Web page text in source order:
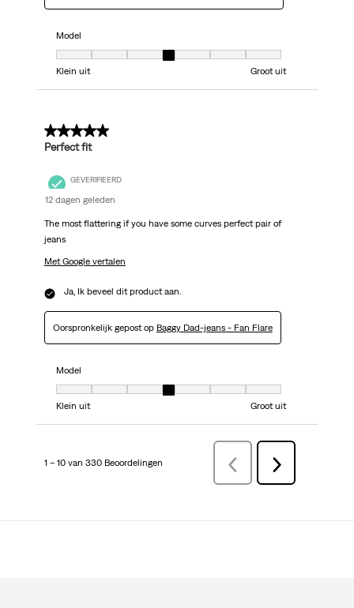
Model
Model, 4 van 7, waarbij 1 gelijk is aan Klein uit en 7 gelijk is aan Groot uit
Klein uit
Groot uit
5 van 5 sterren.
Perfect fit
GEVERIFIEERD
12 dagen geleden
The most flattering if you have some curves perfect pair of
jeans
Met Google vertalen
Ja, Ik beveel dit product aan.
Oorspronkelijk gepost op Baggy Dad-jeans - Fan Flare
Model
Model, 4 van 7, waarbij 1 gelijk is aan Klein uit en 7 gelijk is aan Groot uit
Klein uit
Groot uit
1 – 10 van 330 Beoordelingen VorigeBeoordelingen
Volgende
Beoordelingen